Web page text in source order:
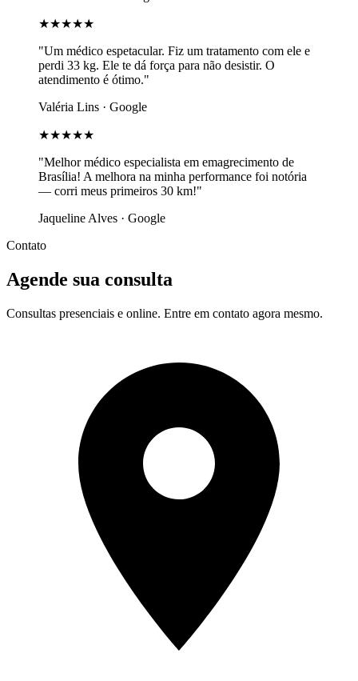
★★★★★
"Um médico espetacular. Fiz um tratamento com ele e
perdi 33 kg. Ele te dá força para não desistir. O
atendimento é ótimo."
Valéria Lins · Google
★★★★★
"Melhor médico especialista em emagrecimento de
Brasília! A melhora na minha performance foi notória
— corri meus primeiros 30 km!"
Jaqueline Alves · Google
Contato
Agende sua consulta
Consultas presenciais e online. Entre em contato agora mesmo.